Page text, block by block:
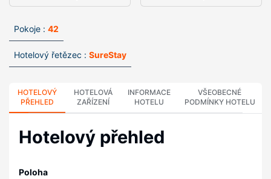
Pokoje : 42
Hotelový řetězec : SureStay
HOTELOVÝ
PŘEHLED
HOTELOVÁ
ZAŘÍZENÍ
INFORMACE
HOTELU
VŠEOBECNÉ
PODMÍNKY HOTELU
Hotelový přehled
Poloha